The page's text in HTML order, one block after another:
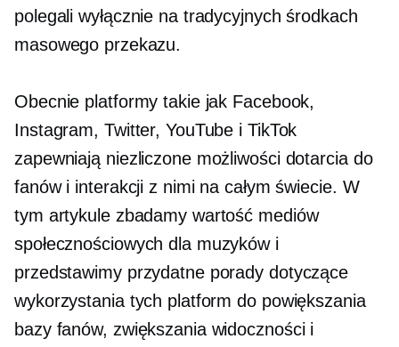
polegali wyłącznie na tradycyjnych środkach
masowego przekazu.
Obecnie platformy takie jak Facebook,
Instagram, Twitter, YouTube i TikTok
zapewniają niezliczone możliwości dotarcia do
fanów i interakcji z nimi na całym świecie. W
tym artykule zbadamy wartość mediów
społecznościowych dla muzyków i
przedstawimy przydatne porady dotyczące
wykorzystania tych platform do powiększania
bazy fanów, zwiększania widoczności i